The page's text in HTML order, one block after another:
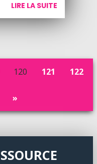
LIRE LA SUITE
120 121 122
»